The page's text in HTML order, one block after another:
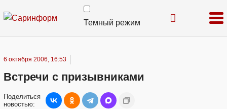
Темный режим
6 октября 2006, 16:53
Встречи с призывниками
Поделиться
новостью: